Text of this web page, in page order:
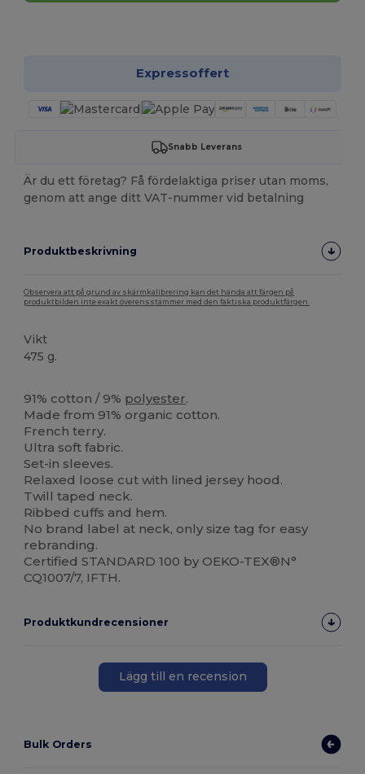
Expressoffert
Snabb Leverans
Är du ett företag? Få fördelaktiga priser utan moms,
genom att ange ditt VAT-nummer vid betalning
Produktbeskrivning
Observera att på grund av skärmkalibrering kan det hända att färgen på
produktbilden inte exakt överensstämmer med den faktiska produktfärgen.
Vikt
475 g.
91% cotton / 9% polyester.
Made from 91% organic cotton.
French terry.
Ultra soft fabric.
Set-in sleeves.
Relaxed loose cut with lined jersey hood.
Twill taped neck.
Ribbed cuffs and hem.
No brand label at neck, only size tag for easy
rebranding.
Certified STANDARD 100 by OEKO-TEX®N°
CQ1007/7, IFTH.
Produktkundrecensioner
Lägg till en recension
Bulk Orders